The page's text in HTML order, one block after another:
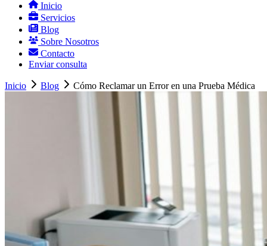
Inicio
Servicios
Blog
Sobre Nosotros
Contacto
Enviar consulta
Inicio Blog Cómo Reclamar un Error en una Prueba Médica